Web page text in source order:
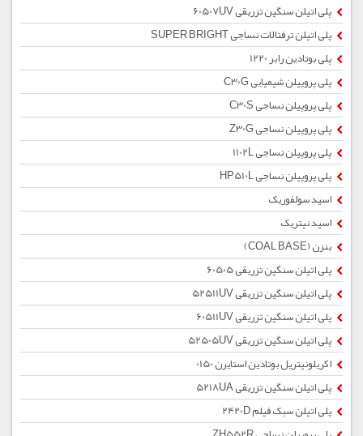
پلی اتیلن سنگین تزریقی 60507UV
پلی اتیلن ترفتالات نساجی SUPER BRIGHT
پلی بوتادین رابر 1220
پلی پروپیلن شیمیایی C30G
پلی پروپیلن نساجی C30S
پلی پروپیلن نساجی Z30G
پلی پروپیلن نساجی 1102L
پلی پروپیلن نساجی HP510L
اسید سولفوریک
اسید نیتریک
بنزن (COAL BASE)
پلی اتیلن سنگین تزریقی 60505
پلی اتیلن سنگین تزریقی 52511UV
پلی اتیلن سنگین تزریقی 60511UV
پلی اتیلن سنگین تزریقی 52505UV
اکریلونیتریل بوتادین استایرن 0150
پلی اتیلن سنگین تزریقی 5218UA
پلی اتیلن سبک فیلم 2420D